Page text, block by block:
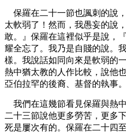
保羅在二十一節也諷刺的說
太軟弱了！然而，我愚妄的說
敢。』保羅在這裡似乎是說，
耀全忘了。我乃是自賤的說。
樣。我說話如同向來是軟弱的
熱中猶太教的人作比較，說他
亞伯拉罕的後裔、基督的執事。
我們在這幾節看見保羅與熱
二十三節說他更多勞苦，更多
死是屢次有的。保羅在二十四